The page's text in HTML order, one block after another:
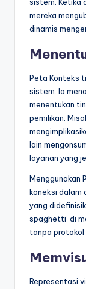
sistem. Ketika
mereka
dinamis
Peta Konteks
sistem. Ia
menentukan
pemilikan.
lain
layanan yang
Menggunakan
koneksi dalam
yang
spaghetti’ di
tanpa protokol
Representasi